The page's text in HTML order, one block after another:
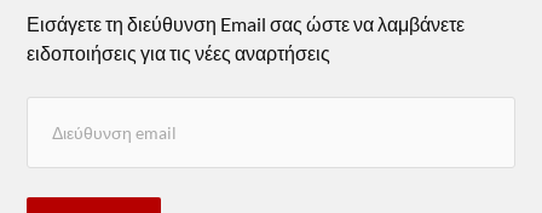
Εισάγετε τη διεύθυνση Email σας ώστε να λαμβάνετε
ειδοποιήσεις για τις νέες αναρτήσεις